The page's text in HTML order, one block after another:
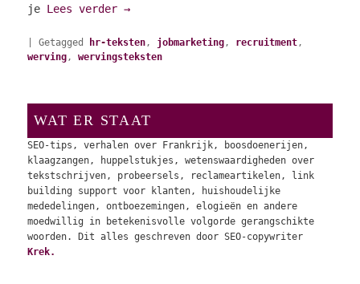
je Lees verder→
|Getagged hr-teksten, jobmarketing, recruitment,
werving,wervingsteksten
WAT ER STAAT
SEO-tips, verhalen over Frankrijk, boosdoenerijen,
klaagzangen, huppelstukjes, wetenswaardigheden over
tekstschrijven, probeersels, reclameartikelen, link
building support voor klanten, huishoudelijke
mededelingen, ontboezemingen, elogieën en andere
moedwillig in betekenisvolle volgorde gerangschikte
woorden. Dit alles geschreven door SEO-copywriter
Krek.